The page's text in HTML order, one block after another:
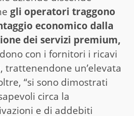
gli operatori traggono
economico dalla
dei servizi premium,
con i fornitori i ricavi
trattenendone un’elevata
“si sono dimostrati
circa la
e di addebiti